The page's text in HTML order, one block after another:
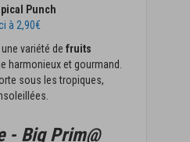
Punch
à 2,90€
variété de fruits
harmonieux et gourmand.
sous les tropiques,
- Big Prim@